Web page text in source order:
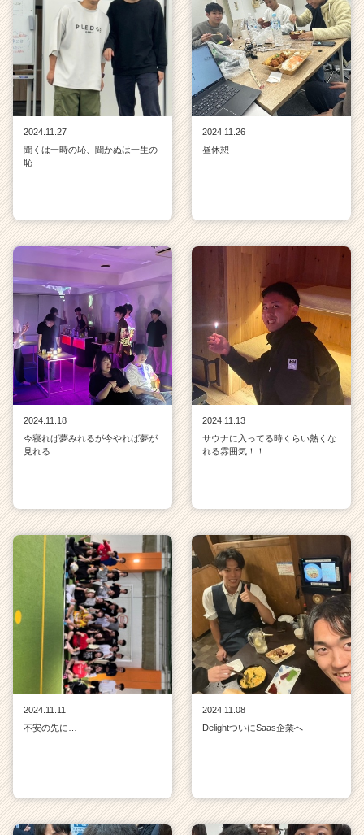
2024.11.27
聞くは一時の恥、聞かぬは一生の
恥
2024.11.26
昼休憩
2024.11.18
今寝れば夢みれるが今やれば夢が
見れる
2024.11.13
サウナに入ってる時くらい熱くな
れる雰囲気！！
2024.11.11
不安の先に…
2024.11.08
DelightついにSaas企業へ